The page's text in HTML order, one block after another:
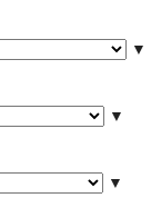
▼
▼
▼